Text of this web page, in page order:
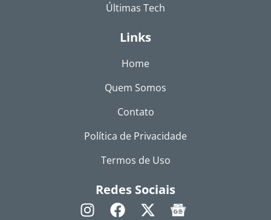
Últimas Tech
Links
Home
Quem Somos
Contato
Política de Privacidade
Termos de Uso
Redes Sociais